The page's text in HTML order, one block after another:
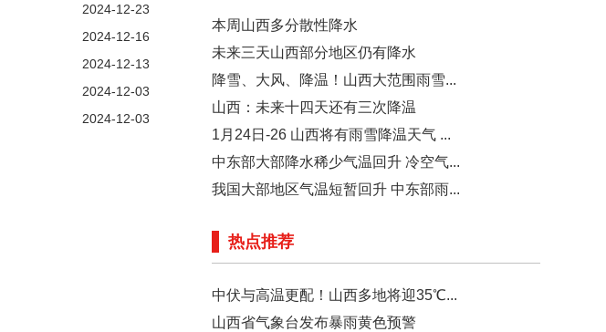
2024-12-23
2024-12-16
2024-12-13
2024-12-03
2024-12-03
本周山西多分散性降水
未来三天山西部分地区仍有降水
降雪、大风、降温！山西大范围雨雪...
山西：未来十四天还有三次降温
1月24日-26 山西将有雨雪降温天气 ...
中东部大部降水稀少气温回升 冷空气...
我国大部地区气温短暂回升 中东部雨...
热点推荐
中伏与高温更配！山西多地将迎35℃...
山西省气象台发布暴雨黄色预警